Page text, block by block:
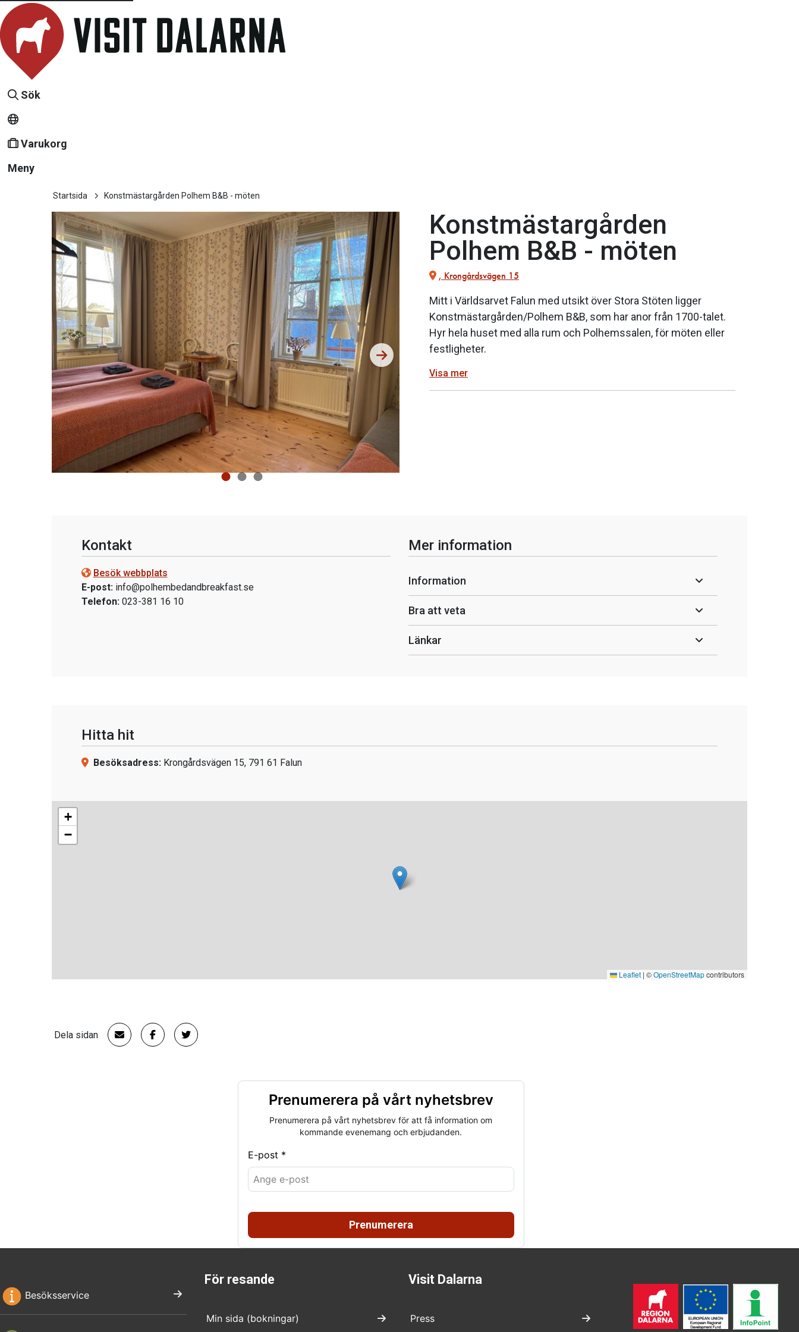
Sök
Varukorg
Meny
Startsida Konstmästargården Polhem B&B - möten
Konstmästargården
Polhem B&B - möten
, Krongårdsvägen 15
Mitt i Världsarvet Falun med utsikt över Stora Stöten ligger
Konstmästargården/Polhem B&B, som har anor från 1700-talet.
Hyr hela huset med alla rum och Polhemssalen, för möten eller
festligheter.
Visa mer
Kontakt
Besök webbplats
E-post: info@polhembedandbreakfast.se
Telefon: 023-381 16 10
Mer information
Information
Bra att veta
Länkar
Hitta hit
Besöksadress: Krongårdsvägen 15, 791 61 Falun
+
−
Leaflet | ©OpenStreetMapcontributors
Dela sidan
Prenumerera på vårt nyhetsbrev
Prenumerera på vårt nyhetsbrev för att få information om
kommande evenemang och erbjudanden.
E-post *
Prenumerera
Besöksservice
För resande
Min sida (bokningar)
Visit Dalarna
Press